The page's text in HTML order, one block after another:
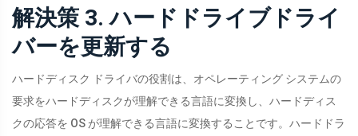
解決策 3. ハードドライブドライ
バーを更新する
ハードディスク ドライバの役割は、オペレーティング システムの
要求をハードディスクが理解できる言語に変換し、ハードディス
クの応答を OS が理解できる言語に変換することです。ハードドラ